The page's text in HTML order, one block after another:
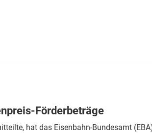
& Ausrüstung
Förderbeträge
hat das Eisenbahn-Bundesamt